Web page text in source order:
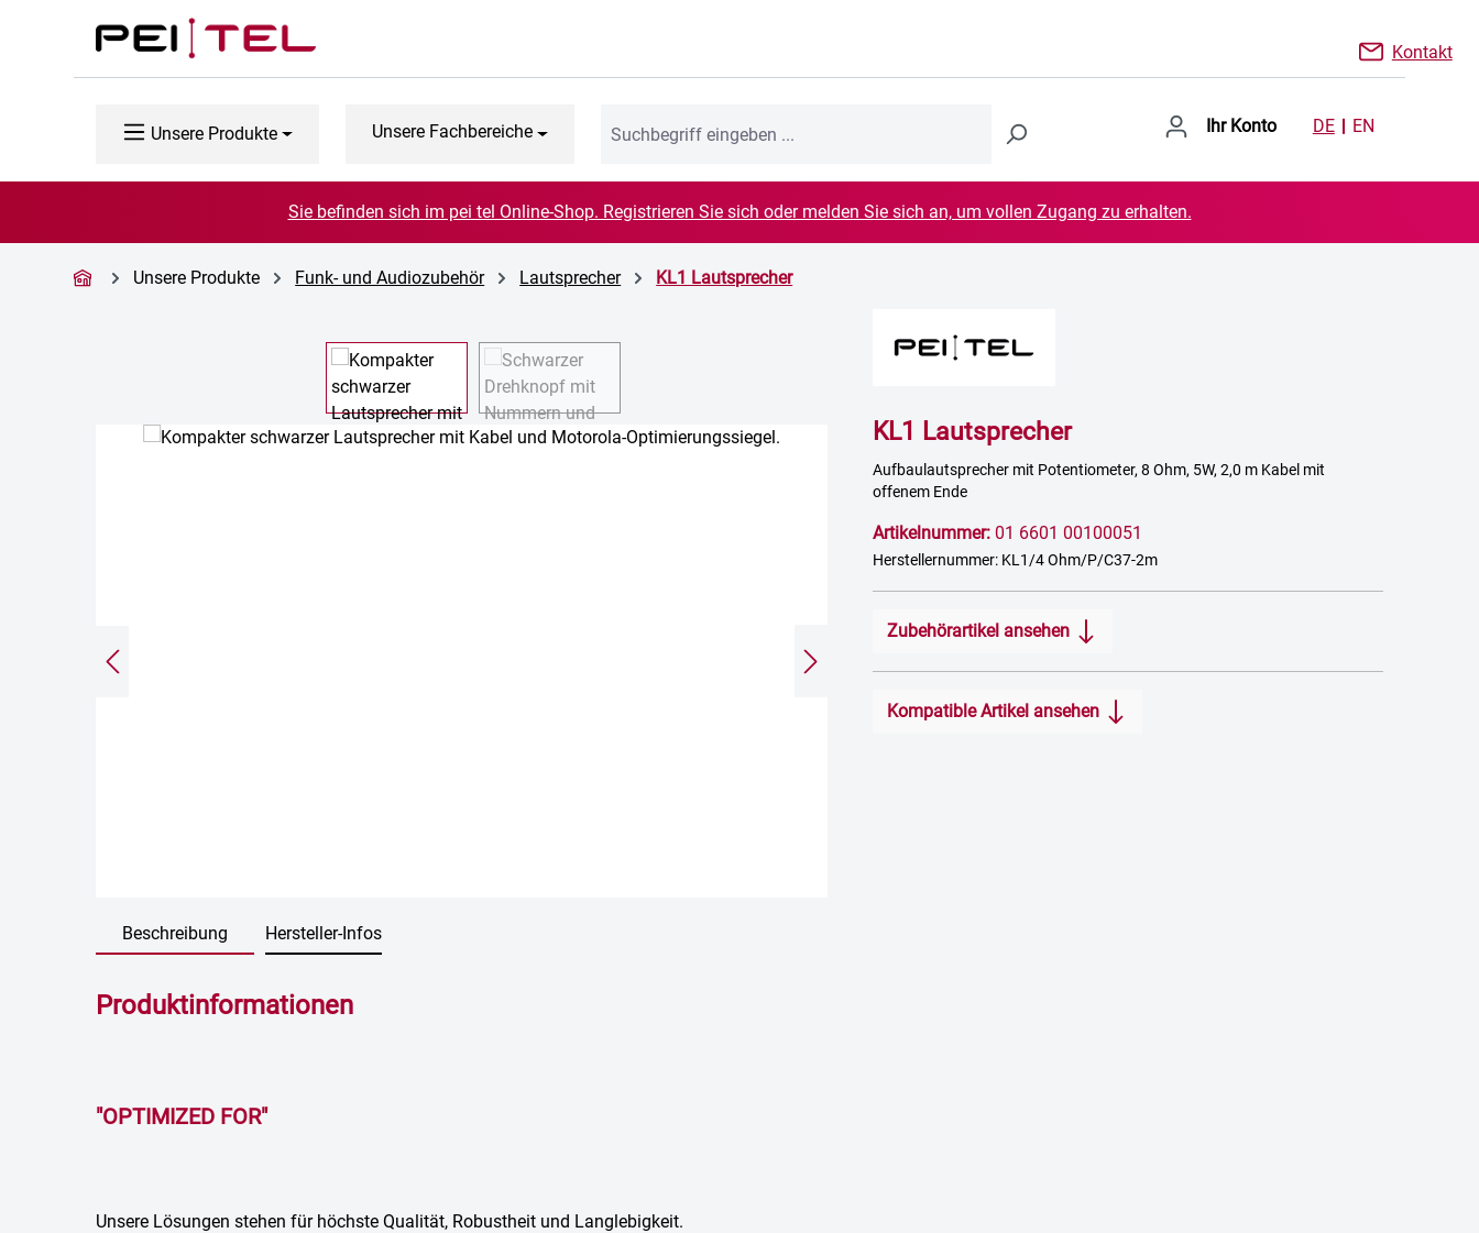
Hauptinhalt springen
Zur Suche springen
Zur Hauptnavigation springen
Kontakt
Unsere Produkte Unsere Fachbereiche Ihr Konto DE EN
Sie befinden sich im pei tel Online-Shop. Registrieren Sie sich oder melden Sie sich an, um vollen Zugang zu erhalten.
Unsere Produkte Funk- und Audiozubehör Lautsprecher KL1 Lautsprecher
KL1 Lautsprecher
Aufbaulautsprecher mit Potentiometer, 8 Ohm, 5W, 2,0 m Kabel mit
offenem Ende
Artikelnummer: 01 6601 00100051
Herstellernummer: KL1/4 Ohm/P/C37-2m
Zubehörartikel ansehen
Kompatible Artikel ansehen
Beschreibung Hersteller-Infos
Produktinformationen
"OPTIMIZED FOR"
Unsere Lösungen stehen für höchste Qualität, Robustheit und Langlebigkeit.